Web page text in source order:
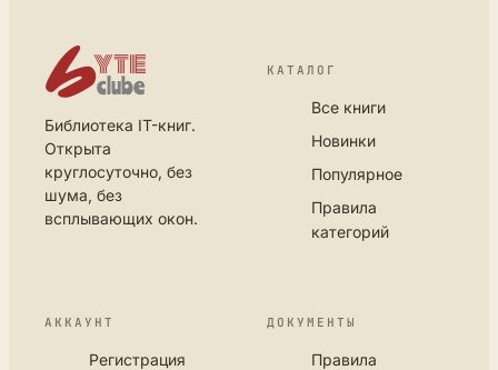
Библиотека IT-книг.
Открыта
круглосуточно, без
шума, без
всплывающих окон.
КАТАЛОГ
Все книги
Новинки
Популярное
Правила
категорий
АККАУНТ
Регистрация
ДОКУМЕНТЫ
Правила